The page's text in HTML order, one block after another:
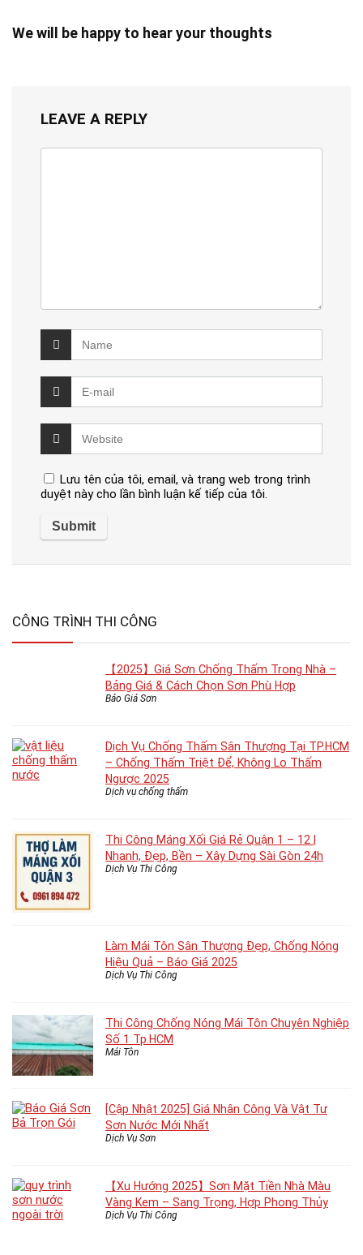
We will be happy to hear your thoughts
LEAVE A REPLY
Lưu tên của tôi, email, và trang web trong trình
duyệt này cho lần bình luận kế tiếp của tôi.
CÔNG TRÌNH THI CÔNG
【2025】Giá Sơn Chống Thấm Trong Nhà –
Bảng Giá & Cách Chọn Sơn Phù Hợp
Báo Giá Sơn
Dịch Vụ Chống Thấm Sân Thượng Tại TP.HCM
– Chống Thấm Triệt Để, Không Lo Thấm
Ngược 2025
Dịch vụ chống thấm
Thi Công Máng Xối Giá Rẻ Quận 1 – 12 |
Nhanh, Đẹp, Bền – Xây Dựng Sài Gòn 24h
Dịch Vụ Thi Công
Làm Mái Tôn Sân Thượng Đẹp, Chống Nóng
Hiệu Quả – Báo Giá 2025
Dịch Vụ Thi Công
Thi Công Chống Nóng Mái Tôn Chuyên Nghiệp
Số 1 Tp.HCM
Mái Tôn
[Cập Nhật 2025] Giá Nhân Công Và Vật Tư
Sơn Nước Mới Nhất
Dịch Vụ Sơn
【Xu Hướng 2025】Sơn Mặt Tiền Nhà Màu
Vàng Kem – Sang Trọng, Hợp Phong Thủy
Dịch Vụ Thi Công